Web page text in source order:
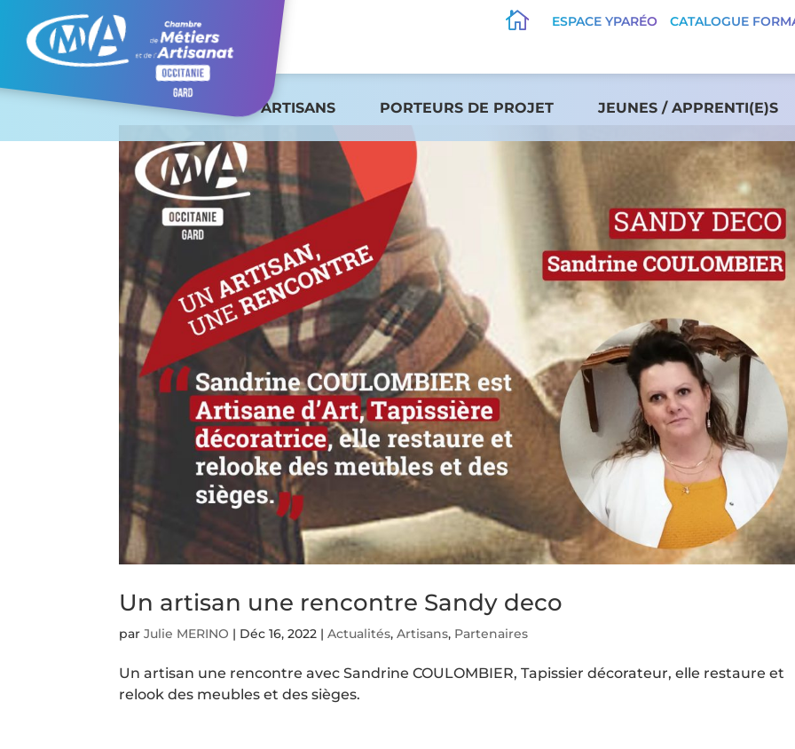
 ESPACE YPARÉO CATALOGUE
ARTISANS PORTEURS DE PROJET JEUNES / APPRENTI(E)S
Un artisan une rencontre Sandy deco
parJulie MERINO | Déc 16, 2022 |Actualités,Artisans, Partenaires
Un artisan une rencontre avec Sandrine COULOMBIER, Tapissier décorateur, elle restaure et
relook des meubles et des sièges.